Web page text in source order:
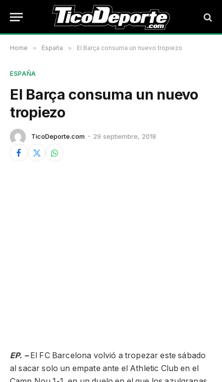
Home » España » El Barça consuma un nuevo tropiezo
ESPAÑA
El Barça consuma un nuevo
tropiezo
TicoDeporte.com 29 septiembre, 2018
EP. – El FC Barcelona volvió a tropezar este sábado
al sacar solo un empate ante el Athletic Club en el